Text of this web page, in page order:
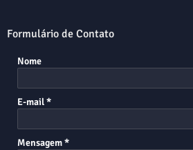
Formulário de Contato
Nome
E-mail*
Mensagem*